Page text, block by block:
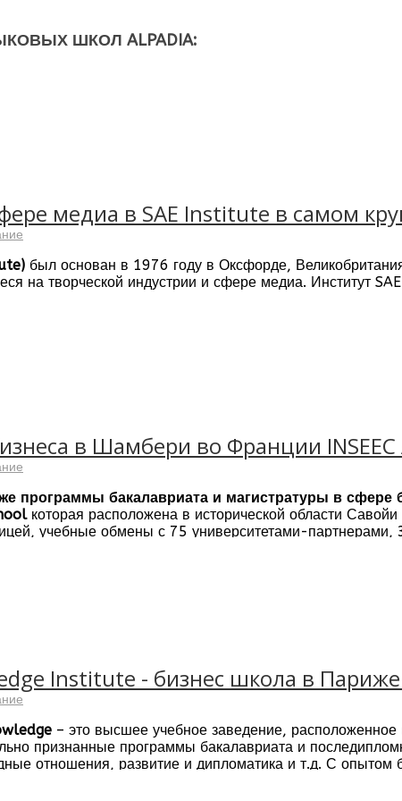
ШКОЛ ALPADIA:
преподавания иностранных языков
центр сдачи некоторых официальных
внеклассной деятельности
поддержки и помощи каждому студента
медиа в SAE Institute в самом
был основан в 1976 году в Оксфорде,
на творческой индустрии и сфере медиа. Институт
в 26 странах на 5 континентах (включая Лондон,
в Шамбери во Франции INSEEC
программы бакалавриата и магистратуры в
которая расположена в исторической области
учебные обмены с 75 университетами-
Institute - бизнес школа в
– это высшее учебное заведение,
признанные программы бакалавриата и
отношения, развитие и дипломатика и т.д. С опытом